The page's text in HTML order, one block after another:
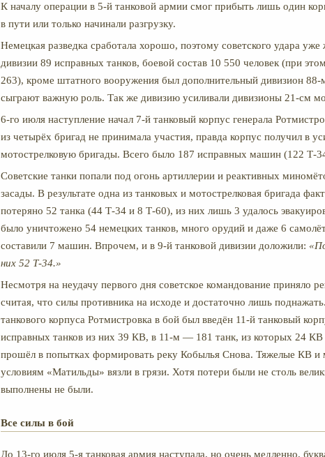
К началу операции в 5-й танковой армии смог прибыть лишь один
в пути или только начинали разгрузку.
Немецкая разведка сработала хорошо, поэтому советского удара уже
дивизии 89 исправных танков, боевой состав 10 550 человек (при
263), кроме штатного вооружения был дополнительный дивизион
сыграют важную роль. Так же дивизию усиливали дивизионы 21-см
6-го июля наступление начал 7-й танковый корпус генерала
из четырёх бригад не принимала участия, правда корпус получил в
мотострелковую бригады. Всего было 187 исправных машин (122 Т-
Советские танки попали под огонь артиллерии и реактивных
засады. В результате одна из танковых и мотострелковая бригада
потеряно 52 танка (44 Т-34 и 8 Т-60), из них лишь 3 удалось
было уничтожено 54 немецких танков, много орудий и даже 6
составили 7 машин. Впрочем, и в 9-й танковой дивизии доложили:
них 52 Т-34.»
Несмотря на неудачу первого дня советское командование приняло
считая, что силы противника на исходе и достаточно лишь
танкового корпуса Ротмистровка в бой был введён 11-й танковый
исправных танков из них 39 КВ, в 11-м — 181 танк, из которых 24
прошёл в попытках формировать реку Кобылья Снова. Тяжелые КВ и
условиям «Матильды» вязли в грязи. Хотя потери были не столь
выполнены не были.
Все силы в бой
До 13-го июля 5-я танковая армия наступала, но очень медленно,